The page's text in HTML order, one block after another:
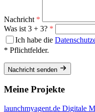
Nachricht *
Was ist 3 + 3? *
Ich habe die
* Pflichtfelder.
Nachricht senden
Meine Projekte
launchmyagent.de Digitale